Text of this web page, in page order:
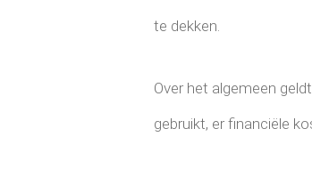
te dekken.
Over het algemeen
gebruikt, er financiële